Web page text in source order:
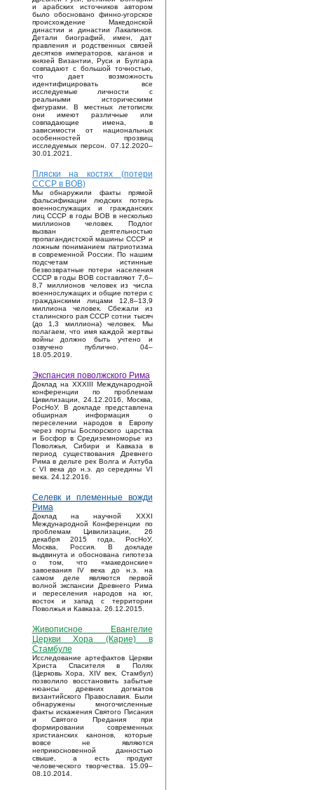
и арабских источников автором
было обосновано финно-угорское
происхождение Македонской
династии и династии Лакапинов.
Детали биографий, имен, дат
правления и родственных связей
десятков императоров, каганов и
князей Византии, Руси и Булгара
совпадают с большой точностью,
что дает возможность
идентифицировать все
исследуемые личности с
реальными историческими
фигурами. В местных летописях
они имеют различные или
совпадающие имена, в
зависимости от национальных
особенностей прозвищ
исследуемых персон. 07.12.2020–
30.01.2021.
Пляски на костях (потери
СССР в ВОВ)
Мы обнаружили факты прямой
фальсификации людских потерь
военнослужащих и гражданских
лиц СССР в годы ВОВ в несколько
миллионов человек. Подлог
вызван деятельностью
пропагандистской машины СССР и
ложным пониманием патриотизма
в современной России. По нашим
подсчетам истинные
безвозвратные потери населения
СССР в годы ВОВ составляют 7,6–
8,7 миллионов человек из числа
военнослужащих и общие потери с
гражданскими лицами 12,8–13,9
миллиона человек. Сбежали из
сталинского рая СССР сотни тысяч
(до 1,3 миллиона) человек. Мы
полагаем, что имя каждой жертвы
войны должно быть учтено и
озвучено публично. 04–
18.05.2019.
Экспансия поволжского Рима
Доклад на XXXIII Международной
конференции по проблемам
Цивилизации, 24.12.2016, Москва,
РосНоУ. В докладе представлена
обширная информация о
переселении народов в Европу
через порты Боспорского царства
и Босфор в Средиземноморье из
Поволжья, Сибири и Кавказа в
период существования Древнего
Рима в дельте рек Волга и Ахтуба
с VI века до н.э. до середины VI
века. 24.12.2016.
Селевк и племенные вожди
Рима
Доклад на научной XXXI
Международной Конференции по
проблемам Цивилизации, 26
декабря 2015 года, РосНоУ,
Москва, Россия. В докладе
выдвинута и обоснована гипотеза
о том, что «македонские»
завоевания IV века до н.э. на
самом деле являются первой
волной экспансии Древнего Рима
и переселения народов на юг,
восток и запад с территории
Поволжья и Кавказа. 26.12.2015.
Живописное Евангелие
Церкви Хора (Карие) в
Стамбуле
Исследование артефактов Церкви
Христа Спасителя в Полях
(Церковь Хора, XIV век, Стамбул)
позволило восстановить забытые
нюансы древних догматов
византийского Православия. Были
обнаружены многочисленные
факты искажения Святого Писания
и Святого Предания при
формировании современных
христианских канонов, которые
вовсе не являются
неприкосновенной данностью
свыше, а есть продукт
человеческого творчества. 15.09–
08.10.2014.